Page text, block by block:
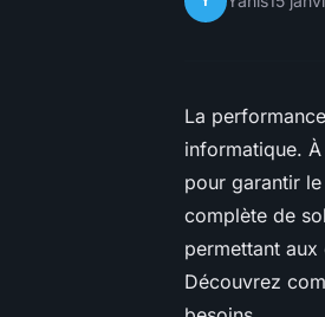
La
informatique.
pour garantir
complète de
permettant
Découvrez